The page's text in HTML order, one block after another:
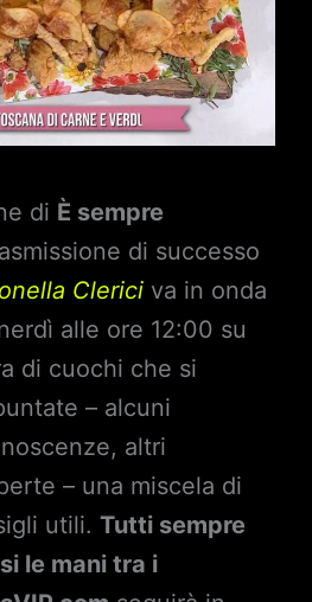
di È sempre
di successo
Clerici va in onda
alle ore 12:00 su
di cuochi che si
– alcuni
altri
– una miscela di
utili. Tutti sempre
le mani tra i